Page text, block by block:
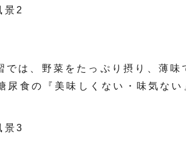
では、野菜をたっぷり摂り、薄
尿食の『美味しくない・味気ない